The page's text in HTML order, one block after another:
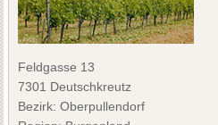
Feldgasse 13
7301 Deutschkreutz
Bezirk: Oberpullendorf